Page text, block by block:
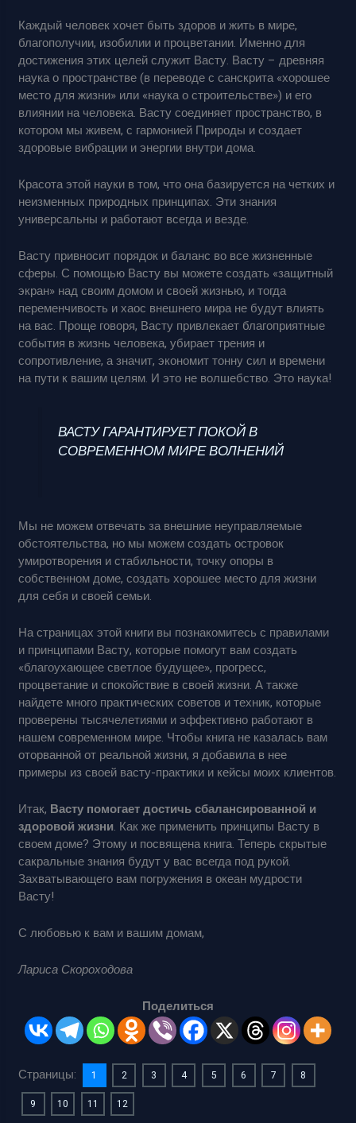
Каждый человек хочет быть здоров и жить в мире,
благополучии, изобилии и процветании. Именно для
достижения этих целей служит Васту. Васту – древняя
наука о пространстве (в переводе с санскрита «хорошее
место для жизни» или «наука о строительстве») и его
влиянии на человека. Васту соединяет пространство, в
котором мы живем, с гармонией Природы и создает
здоровые вибрации и энергии внутри дома.
Красота этой науки в том, что она базируется на четких и
неизменных природных принципах. Эти знания
универсальны и работают всегда и везде.
Васту привносит порядок и баланс во все жизненные
сферы. С помощью Васту вы можете создать «защитный
экран» над своим домом и своей жизнью, и тогда
переменчивость и хаос внешнего мира не будут влиять
на вас. Проще говоря, Васту привлекает благоприятные
события в жизнь человека, убирает трения и
сопротивление, а значит, экономит тонну сил и времени
на пути к вашим целям. И это не волшебство. Это наука!
ВАСТУ ГАРАНТИРУЕТ ПОКОЙ В
СОВРЕМЕННОМ МИРЕ ВОЛНЕНИЙ
Мы не можем отвечать за внешние неуправляемые
обстоятельства, но мы можем создать островок
умиротворения и стабильности, точку опоры в
собственном доме, создать хорошее место для жизни
для себя и своей семьи.
На страницах этой книги вы познакомитесь с правилами
и принципами Васту, которые помогут вам создать
«благоухающее светлое будущее», прогресс,
процветание и спокойствие в своей жизни. А также
найдете много практических советов и техник, которые
проверены тысячелетиями и эффективно работают в
нашем современном мире. Чтобы книга не казалась вам
оторванной от реальной жизни, я добавила в нее
примеры из своей васту-практики и кейсы моих клиентов.
Итак, Васту помогает достичь сбалансированной и
здоровой жизни. Как же применить принципы Васту в
своем доме? Этому и посвящена книга. Теперь скрытые
сакральные знания будут у вас всегда под рукой.
Захватывающего вам погружения в океан мудрости
Васту!
С любовью к вам и вашим домам,
Лариса Скороходова
Поделиться
Страницы: 1 2 3 4 5 6 7
8
9
10 11 12